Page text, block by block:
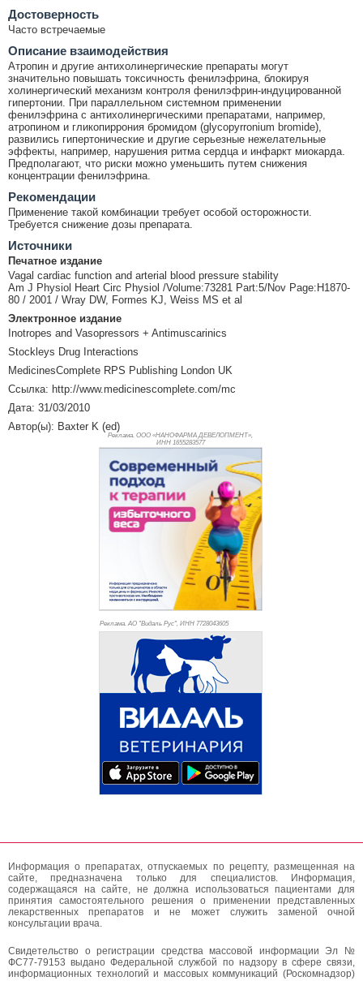
Достоверность
Часто встречаемые
Описание взаимодействия
Атропин и другие антихолинергические препараты могут
значительно повышать токсичность фенилэфрина, блокируя
холинергический механизм контроля фенилэфрин-индуцированной
гипертонии. При параллельном системном применении
фенилэфрина с антихолинергическими препаратами, например,
атропином и гликопиррония бромидом (glycopyrronium bromide),
развились гипертонические и другие серьезные нежелательные
эффекты, например, нарушения ритма сердца и инфаркт миокарда.
Предполагают, что риски можно уменьшить путем снижения
концентрации фенилэфрина.
Рекомендации
Применение такой комбинации требует особой осторожности.
Требуется снижение дозы препарата.
Источники
Печатное издание
Vagal cardiac function and arterial blood pressure stability
Am J Physiol Heart Circ Physiol /Volume:73281 Part:5/Nov Page:H1870-
80 / 2001 / Wray DW, Formes KJ, Weiss MS et al
Электронное издание
Inotropes and Vasopressors + Antimuscarinics
Stockleys Drug Interactions
MedicinesComplete RPS Publishing London UK
Ссылка: http://www.medicinescomplete.com/mc
Дата: 31/03/2010
Автор(ы): Baxter K (ed)
Реклама. ООО «НАНОФАРМА ДЕВЕЛОПМЕНТ»,
ИНН 1655283577
Реклама. АО "Видаль Рус", ИНН 7728043605
Информация о препаратах, отпускаемых по рецепту, размещенная на
сайте, предназначена только для специалистов. Информация,
содержащаяся на сайте, не должна использоваться пациентами для
принятия самостоятельного решения о применении представленных
лекарственных препаратов и не может служить заменой очной
консультации врача.
Свидетельство о регистрации средства массовой информации Эл №
ФС77-79153 выдано Федеральной службой по надзору в сфере связи,
информационных технологий и массовых коммуникаций (Роскомнадзор)